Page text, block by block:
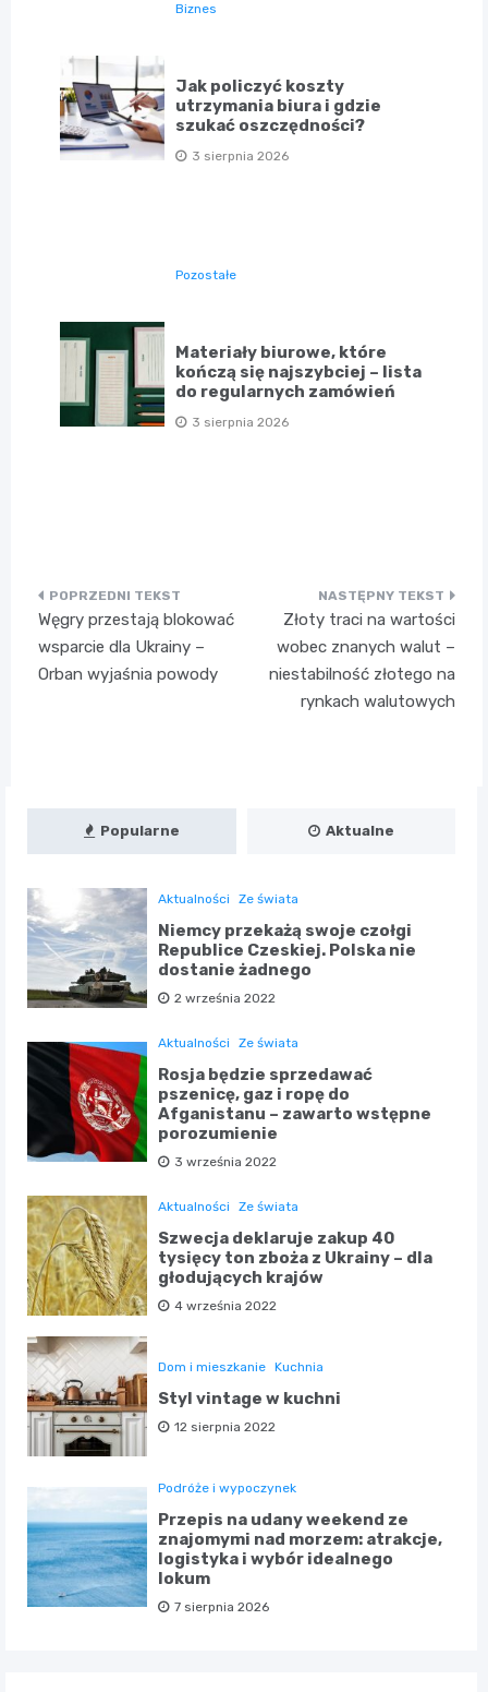
Biznes
Jak policzyć koszty
utrzymania biura i gdzie
szukać oszczędności?
3 sierpnia 2026
Pozostałe
Materiały biurowe, które
kończą się najszybciej – lista
do regularnych zamówień
3 sierpnia 2026
Nawigacja
wpisu
Węgry przestają blokować
wsparcie dla Ukrainy –
Orban wyjaśnia powody
Złoty traci na wartości
wobec znanych walut –
niestabilność złotego na
rynkach walutowych
Popularne Aktualne
Aktualności Ze świata
Niemcy przekażą swoje czołgi
Republice Czeskiej. Polska nie
dostanie żadnego
2 września 2022
Aktualności Ze świata
Rosja będzie sprzedawać
pszenicę, gaz i ropę do
Afganistanu – zawarto wstępne
porozumienie
3 września 2022
Aktualności Ze świata
Szwecja deklaruje zakup 40
tysięcy ton zboża z Ukrainy – dla
głodujących krajów
4 września 2022
Dom i mieszkanie Kuchnia
Styl vintage w kuchni
12 sierpnia 2022
Podróże i wypoczynek
Przepis na udany weekend ze
znajomymi nad morzem: atrakcje,
logistyka i wybór idealnego
lokum
7 sierpnia 2026